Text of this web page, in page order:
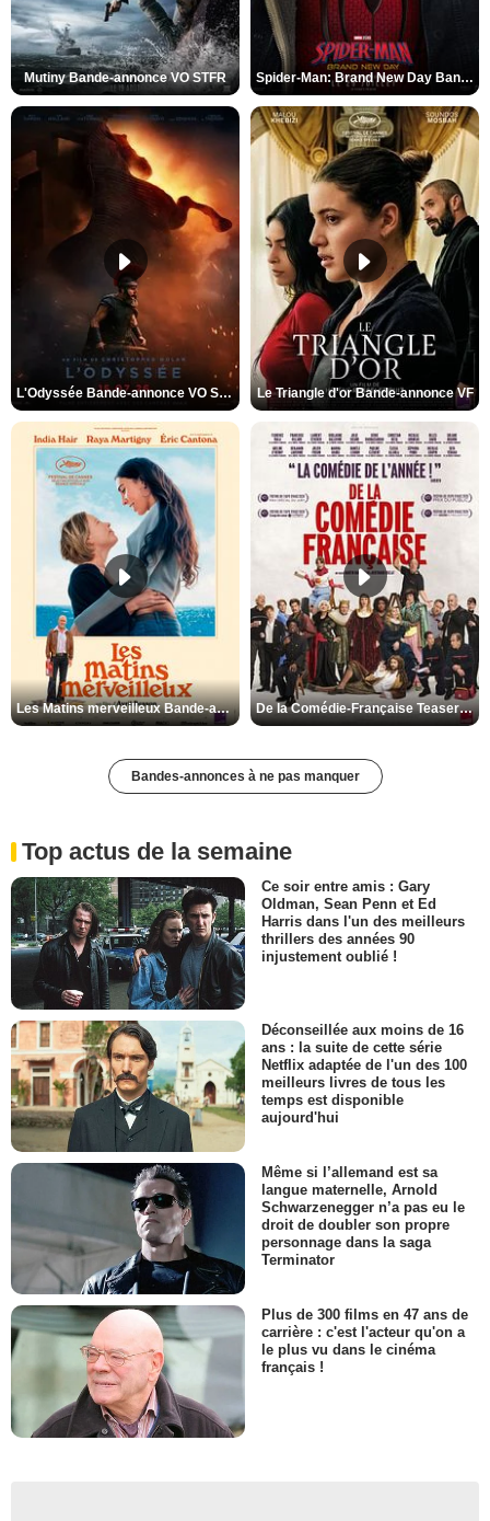
Mutiny Bande-annonce VO STFR Spider-Man: Brand New Day Bande-annonce VO STFR
L'Odyssée Bande-annonce VO STFR Le Triangle d'or Bande-annonce VF
Les Matins merveilleux Bande-annonce VF De la Comédie-Française Teaser VF
Bandes-annonces à ne pas manquer
Top actus de la semaine
Ce soir entre amis : Gary
Oldman, Sean Penn et Ed
Harris dans l'un des meilleurs
thrillers des années 90
injustement oublié !
Déconseillée aux moins de 16
ans : la suite de cette série
Netflix adaptée de l'un des 100
meilleurs livres de tous les
temps est disponible
aujourd'hui
Même si l’allemand est sa
langue maternelle, Arnold
Schwarzenegger n’a pas eu le
droit de doubler son propre
personnage dans la saga
Terminator
Plus de 300 films en 47 ans de
carrière : c'est l'acteur qu'on a
le plus vu dans le cinéma
français !